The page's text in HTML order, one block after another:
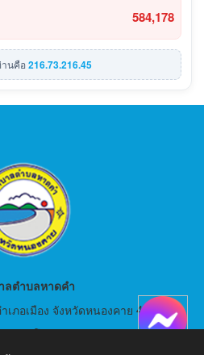
584,178
านคือ216.73.216.45
ลตำบลหาดคำ
ภอเมือง จังหวัดหนองคาย 43000